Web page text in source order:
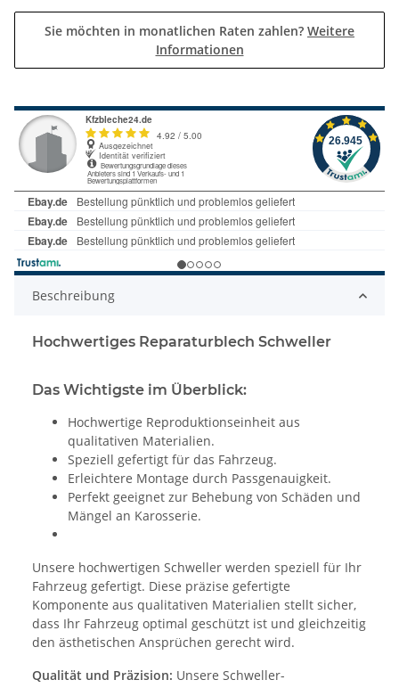
Sie möchten in monatlichen Raten zahlen? Weitere
Informationen
Beschreibung
Hochwertiges Reparaturblech Schweller
Das Wichtigste im Überblick:
Hochwertige Reproduktionseinheit aus
qualitativen Materialien.
Speziell gefertigt für das Fahrzeug.
Erleichtere Montage durch Passgenauigkeit.
Perfekt geeignet zur Behebung von Schäden und
Mängel an Karosserie.
Unsere hochwertigen Schweller werden speziell für Ihr
Fahrzeug gefertigt. Diese präzise gefertigte
Komponente aus qualitativen Materialien stellt sicher,
dass Ihr Fahrzeug optimal geschützt ist und gleichzeitig
den ästhetischen Ansprüchen gerecht wird.
Qualität und Präzision: Unsere Schweller-